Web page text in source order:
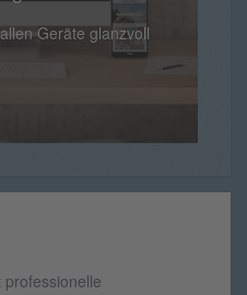
Geräte glanzvoll